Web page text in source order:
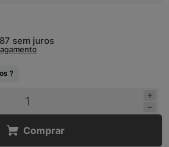
sem juros
?
Comprar